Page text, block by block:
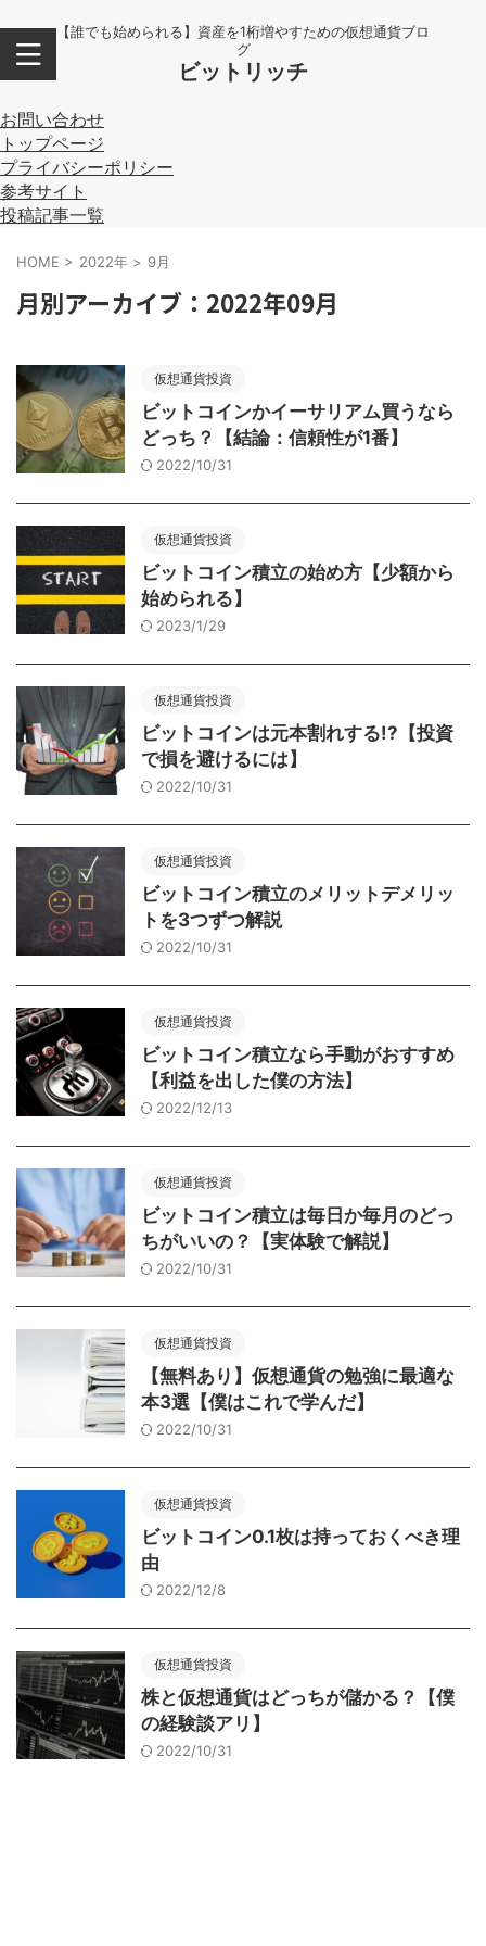
【誰でも始められる】資産を1桁増やすための仮想通貨ブロ
グ
ビットリッチ
お問い合わせ
トップページ
プライバシーポリシー
参考サイト
投稿記事一覧
HOME > 2022年 > 9月
月別アーカイブ：2022年09月
仮想通貨投資
ビットコインかイーサリアム買うなら
どっち？【結論：信頼性が1番】
2022/10/31
仮想通貨投資
ビットコイン積立の始め方【少額から
始められる】
2023/1/29
仮想通貨投資
ビットコインは元本割れする!?【投資
で損を避けるには】
2022/10/31
仮想通貨投資
ビットコイン積立のメリットデメリッ
トを3つずつ解説
2022/10/31
仮想通貨投資
ビットコイン積立なら手動がおすすめ
【利益を出した僕の方法】
2022/12/13
仮想通貨投資
ビットコイン積立は毎日か毎月のどっ
ちがいいの？【実体験で解説】
2022/10/31
仮想通貨投資
【無料あり】仮想通貨の勉強に最適な
本3選【僕はこれで学んだ】
2022/10/31
仮想通貨投資
ビットコイン0.1枚は持っておくべき理
由
2022/12/8
仮想通貨投資
株と仮想通貨はどっちが儲かる？【僕
の経験談アリ】
2022/10/31